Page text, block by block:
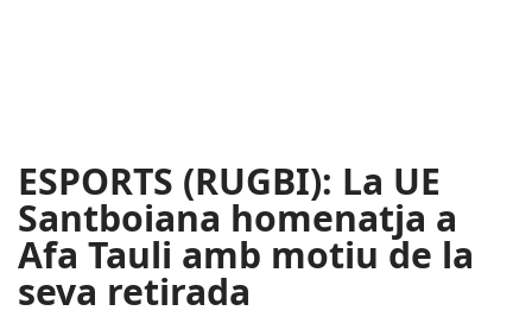
ESPORTS (RUGBI): La UE
Santboiana homenatja a
Afa Tauli amb motiu de la
seva retirada